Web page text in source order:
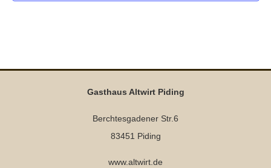
Gasthaus Altwirt Piding
Berchtesgadener Str.6
83451 Piding
www.altwirt.de